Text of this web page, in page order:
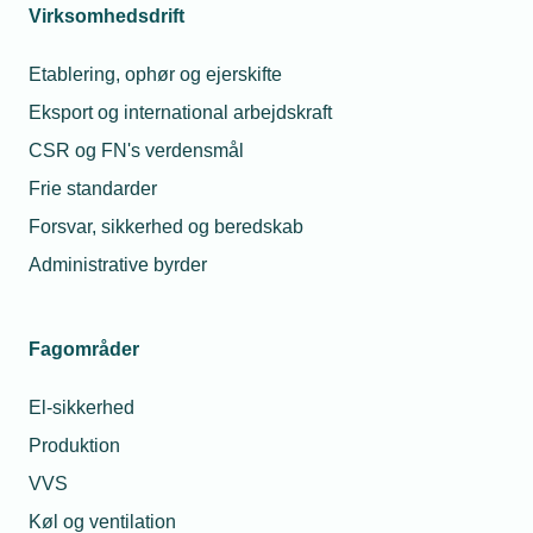
Virksomhedsdrift
Etablering, ophør og ejerskifte
Eksport og international arbejdskraft
CSR og FN's verdensmål
Frie standarder
Forsvar, sikkerhed og beredskab
Administrative byrder
Fagområder
El-sikkerhed
Produktion
VVS
Køl og ventilation
Green Power Denmark har også udarbejdet en
vejledning til positivlisterne, som beskriver formål,
ansvarsfordeling og processerne ift. positivlisterne
for hhv. fabrikanter, anlægsejere, leverandører og
netselskaber, samt Green Power Denmarks rolle.
aktører, som sikrer gennemsigtighed i processen og
indebærer.
Læs mere om samme emne:
Webinar